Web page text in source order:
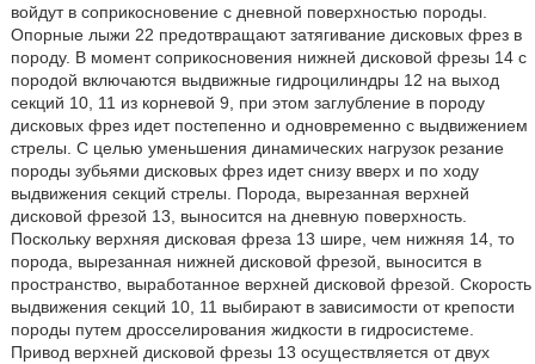
войдут в соприкосновение с дневной поверхностью породы.
Опорные лыжи 22 предотвращают затягивание дисковых фрез в
породу. В момент соприкосновения нижней дисковой фрезы 14 с
породой включаются выдвижные гидроцилиндры 12 на выход
секций 10, 11 из корневой 9, при этом заглубление в породу
дисковых фрез идет постепенно и одновременно с выдвижением
стрелы. С целью уменьшения динамических нагрузок резание
породы зубьями дисковых фрез идет снизу вверх и по ходу
выдвижения секций стрелы. Порода, вырезанная верхней
дисковой фрезой 13, выносится на дневную поверхность.
Поскольку верхняя дисковая фреза 13 шире, чем нижняя 14, то
порода, вырезанная нижней дисковой фрезой, выносится в
пространство, выработанное верхней дисковой фрезой. Скорость
выдвижения секций 10, 11 выбирают в зависимости от крепости
породы путем дросселирования жидкости в гидросистеме.
Привод верхней дисковой фрезы 13 осуществляется от двух